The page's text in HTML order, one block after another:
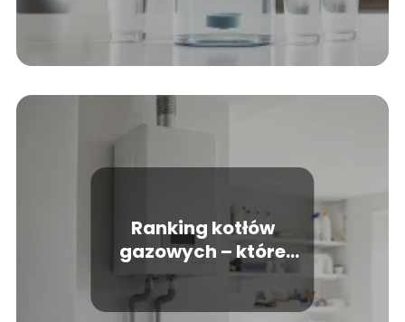
Ranking kotłów
gazowych – które
modele są najlepsze?